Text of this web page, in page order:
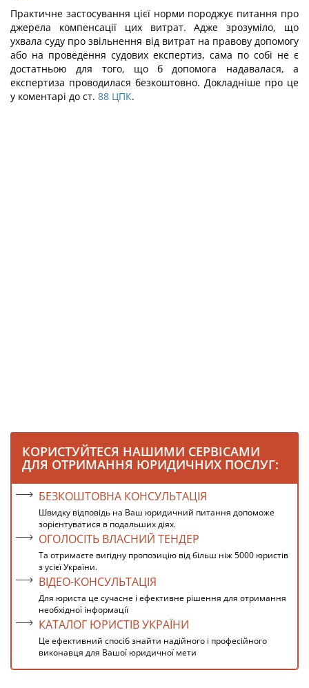
Практичне застосування цієї норми породжує питання про
джерела компенсації цих витрат. Адже зрозуміло, що
ухвала суду про звільнення від витрат на правову допомогу
або на проведення судових експертиз, сама по собі не є
достатньою для того, що б допомога надавалася, а
експертиза проводилася безкоштовно. Докладніше про це
у коментарі до ст. 88 ЦПК.
КОРИСТУЙТЕСЯ НАШИМИ СЕРВІСАМИ
ДЛЯ ОТРИМАННЯ ЮРИДИЧНИХ ПОСЛУГ:
БЕЗКОШТОВНА КОНСУЛЬТАЦІЯ
Швидку відповідь на Ваш юридичний питання допоможе
зорієнтуватися в подальших діях.
ОГОЛОСІТЬ ВЛАСНИЙ ТЕНДЕР
Та отримаєте вигідну пропозицію від більш ніж 5000 юристів
з усієї України.
ВІДЕО-КОНСУЛЬТАЦІЯ
Для юриста це сучасне і ефективне рішення для отримання
необхідної інформації
КАТАЛОГ ЮРИСТІВ УКРАЇНИ
Це ефективний спосіб знайти надійного і професійного
виконавця для Вашої юридичної мети